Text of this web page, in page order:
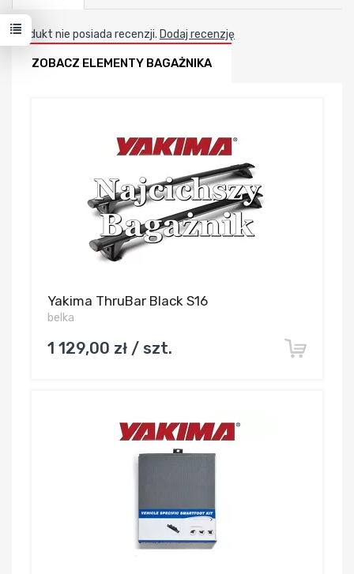
Produkt nie posiada recenzji. Dodaj recenzję
ZOBACZ ELEMENTY BAGAŻNIKA
Yakima ThruBar Black S16
belka
1 129,00 zł / szt.